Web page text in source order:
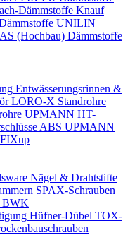
Dämmstoffe Knauf
UNILIN
(Hochbau) Dämmstoffe
Entwässerungsrinnen &
LORO-X Standrohre
UPMANN HT-
ABS UPMANN
Nägel & Drahtstifte
SPAX-Schrauben
BWK
Hüfner-Dübel TOX-